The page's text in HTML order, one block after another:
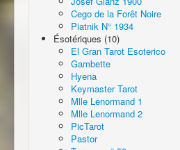
Cego de la Forêt Noire
Piatnik N° 1934
Ésotériques (10)
El Gran Tarot Esoterico
Gambette
Hyena
Keymaster Tarot
Mlle Lenormand 1
Mlle Lenormand 2
PicTarot
Pastor